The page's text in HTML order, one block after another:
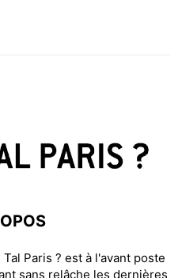
Paris ? est à l'avant poste
sans relâche les dernières